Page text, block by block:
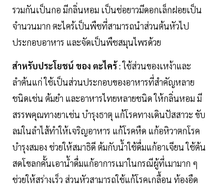
รวมกันเป็นกอ มีกลิ่นหอม เป็นช่อยาวมีดอกเล็กฝอยเป็น
จำนวนมาก ตะไคร้เป็นพืชที่สามารถนำส่วนต้นหัวไป
ประกอบอาหาร และจัดเป็นพืชสมุนไพรด้วย
สำหรับประโยชน์ ของ ตะไคร้: ใช้ส่วนของเหง้าและ
ลำต้นแก่ ใช้เป็นส่วนประกอบของอาหารที่สำคัญหลาย
ชนิดเช่น ต้มยำ และอาหารไทยหลายชนิด ให้กลิ่นหอม มี
สรรพคุณทางยาเช่น บำรุงธาตุ แก้โรคทางเดินปัสสาวะ ขับ
ลมในลำไส้ทำให้เจริญอาหาร แก้โรคหืด แก้อหิวาตกโรค
บำรุงสมอง ช่วยให้สมาธิดี ต้มกับน้ำใช้ดื่มแก้อาเจียน ใช้ต้น
สดโขลกคั้นเอาน้ำดื่มแก้อาการเมาในกรณีผู้ที่เมามาก ๆ
ช่วยให้สร่างเร็ว ส่วนหัวสามารถใช้แก้โรคเกลื้อน ท้องอืด